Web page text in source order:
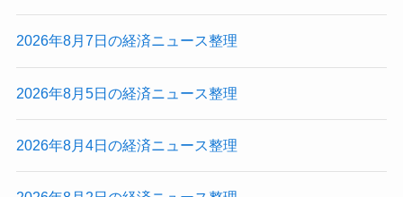
2026年8月7日の経済ニュース整理
2026年8月5日の経済ニュース整理
2026年8月4日の経済ニュース整理